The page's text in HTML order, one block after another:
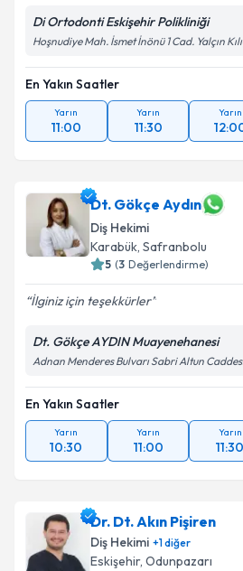
kapsamda işlenmesini
Di Ortodonti Eskişehir Polikliniği
Hoşnudiye Mah. İsmet İnönü 1 Cad. Yalçın
En Yakın Saatler
Yarın
11:00
Yarın
11:30
Yarın
Dt. Gökçe Aydın
Diş Hekimi
Karabük, Safranbolu
5 (3 Değerlendirme)
İlginiz için teşekkürler
Dt. Gökçe AYDIN Muayenehanesi
Adnan Menderes Bulvarı Sabri Altun
En Yakın Saatler
Yarın
10:30
Yarın
11:00
Yarın
11:30
Dr. Dt. Akın Pişiren
Diş Hekimi +1diğer
Eskişehir, Odunpazarı